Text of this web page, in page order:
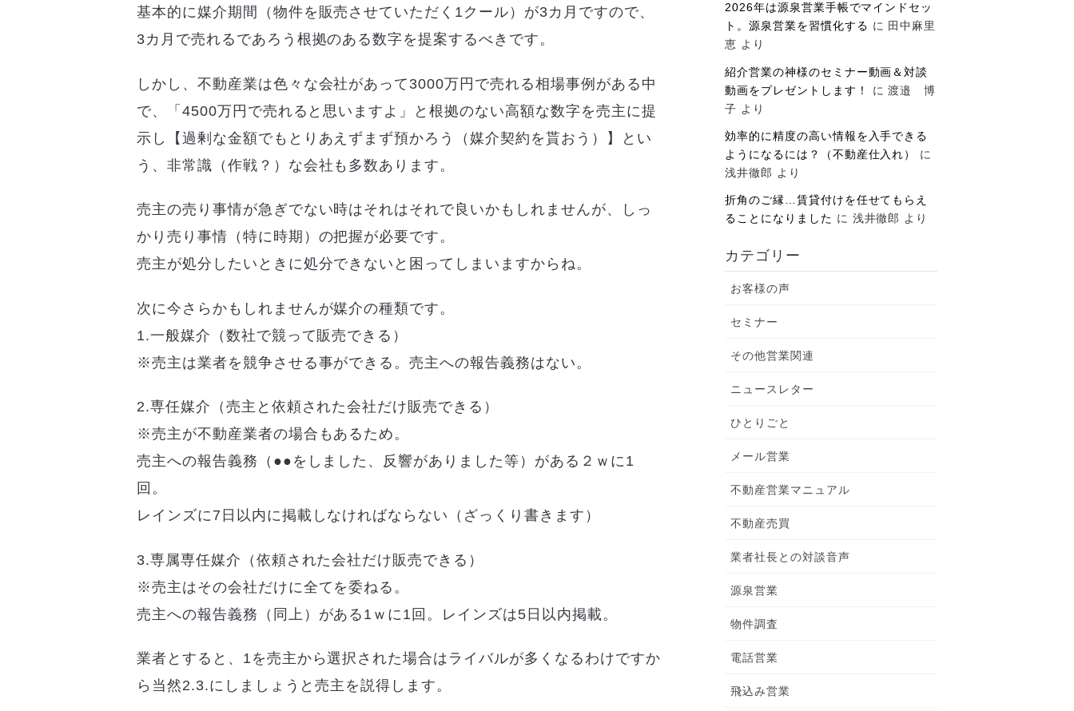
基本的に媒介期間（物件を販売させていただく1クール）が3カ月ですので、
3カ月で売れるであろう根拠のある数字を提案するべきです。
しかし、不動産業は色々な会社があって3000万円で売れる相場事例がある中
で、「4500万円で売れると思いますよ」と根拠のない高額な数字を売主に提
示し【過剰な金額でもとりあえずまず預かろう（媒介契約を貰おう）】とい
う、非常識（作戦？）な会社も多数あります。
売主の売り事情が急ぎでない時はそれはそれで良いかもしれませんが、しっ
かり売り事情（特に時期）の把握が必要です。
売主が処分したいときに処分できないと困ってしまいますからね。
次に今さらかもしれませんが媒介の種類です。
1.一般媒介（数社で競って販売できる）
※売主は業者を競争させる事ができる。売主への報告義務はない。
2.専任媒介（売主と依頼された会社だけ販売できる）
※売主が不動産業者の場合もあるため。
売主への報告義務（●●をしました、反響がありました等）がある２ｗに1
回。
レインズに7日以内に掲載しなければならない（ざっくり書きます）
3.専属専任媒介（依頼された会社だけ販売できる）
※売主はその会社だけに全てを委ねる。
売主への報告義務（同上）がある1ｗに1回。レインズは5日以内掲載。
業者とすると、1を売主から選択された場合はライバルが多くなるわけですか
ら当然2.3.にしましょうと売主を説得します。
2026年は源泉営業手帳でマインドセッ
ト。源泉営業を習慣化する に 田中麻里
恵 より
紹介営業の神様のセミナー動画＆対談
動画をプレゼントします！
に渡邉 博
子 より
効率的に精度の高い情報を入手できる
ようになるには？（不動産仕入れ）
に
浅井徹郎 より
折角のご縁…賃貸付けを任せてもらえ
ることになりました に 浅井徹郎 より
カテゴリー
お客様の声
セミナー
その他営業関連
ニュースレター
ひとりごと
メール営業
不動産営業マニュアル
不動産売買
業者社長との対談音声
源泉営業
物件調査
電話営業
飛込み営業